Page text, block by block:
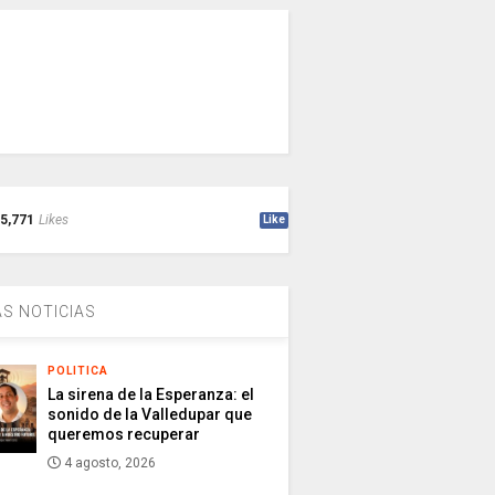
5,771 Likes Like
NOTICIAS
POLITICA
La sirena de la Esperanza: el
sonido de la Valledupar que
queremos recuperar
4 agosto, 2026